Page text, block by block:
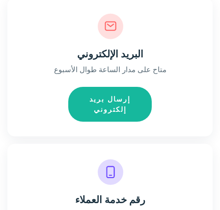
البريد الإلكتروني
متاح على مدار الساعة طوال الأسبوع
إرسال بريد
إلكتروني
رقم خدمة العملاء